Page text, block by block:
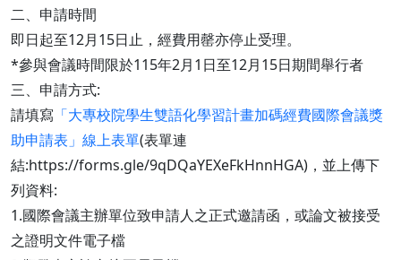
二、申請時間
即日起至12月15日止，經費用罄亦停止受理。
*參與會議時間限於115年2月1日至12月15日期間舉行者
三、申請方式:
請填寫 「大專校院學生雙語化學習計畫加碼經費國際會議獎
助申請表」線上表單(表單連
結:https://forms.gle/9qDQaYEXeFkHnnHGA)，並上傳下
列資料:
1.國際會議主辦單位致申請人之正式邀請函，或論文被接受
之證明文件電子檔